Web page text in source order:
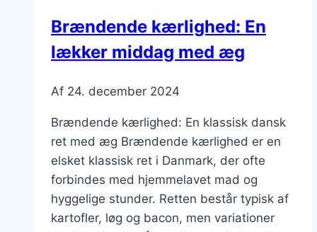
Brændende kærlighed: En
lækker middag med æg
Af 24. december 2024
Brændende kærlighed: En klassisk dansk
ret med æg Brændende kærlighed er en
elsket klassisk ret i Danmark, der ofte
forbindes med hjemmelavet mad og
hyggelige stunder. Retten består typisk af
kartofler, løg og bacon, men variationer